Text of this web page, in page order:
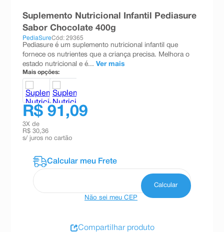
absorvente
ºshampoo
Suplemento Nutricional Infantil Pediasure
Sabor Chocolate 400g
PediaSureCód: 29365
Pediasure é um suplemento nutricional infantil que
fornece os nutrientes que a criança precisa. Melhora o
estado nutricional e é... Ver mais
Mais opções:
R$ 91,09
3X de
R$ 30,36
s/ juros no cartão
Não sei meu CEP
Compartilhar produto